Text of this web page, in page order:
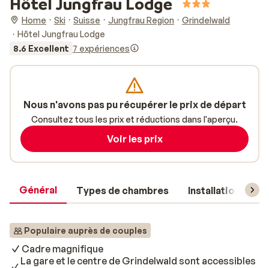
Home Ski Suisse Jungfrau Region
Grindelwald
Hôtel Jungfrau Lodge
8.6 Excellent 7 expériences
Général Types de chambres Installations
Populaire auprès de couples
Cadre magnifique
La gare et le centre de Grindelwald sont accessibles
Nous n'avons pas pu récupérer le prix de départ
Consultez tous les prix et réductions dans l'aperçu.
Voir les prix